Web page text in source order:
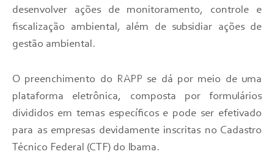
desenvolver ações de monitoramento, controle e
fiscalização ambiental, além de subsidiar ações de
gestão ambiental.
O preenchimento do RAPP se dá por meio de uma
plataforma eletrônica, composta por formulários
divididos em temas específicos e pode ser efetivado
para as empresas devidamente inscritas no Cadastro
Técnico Federal (CTF) do Ibama.